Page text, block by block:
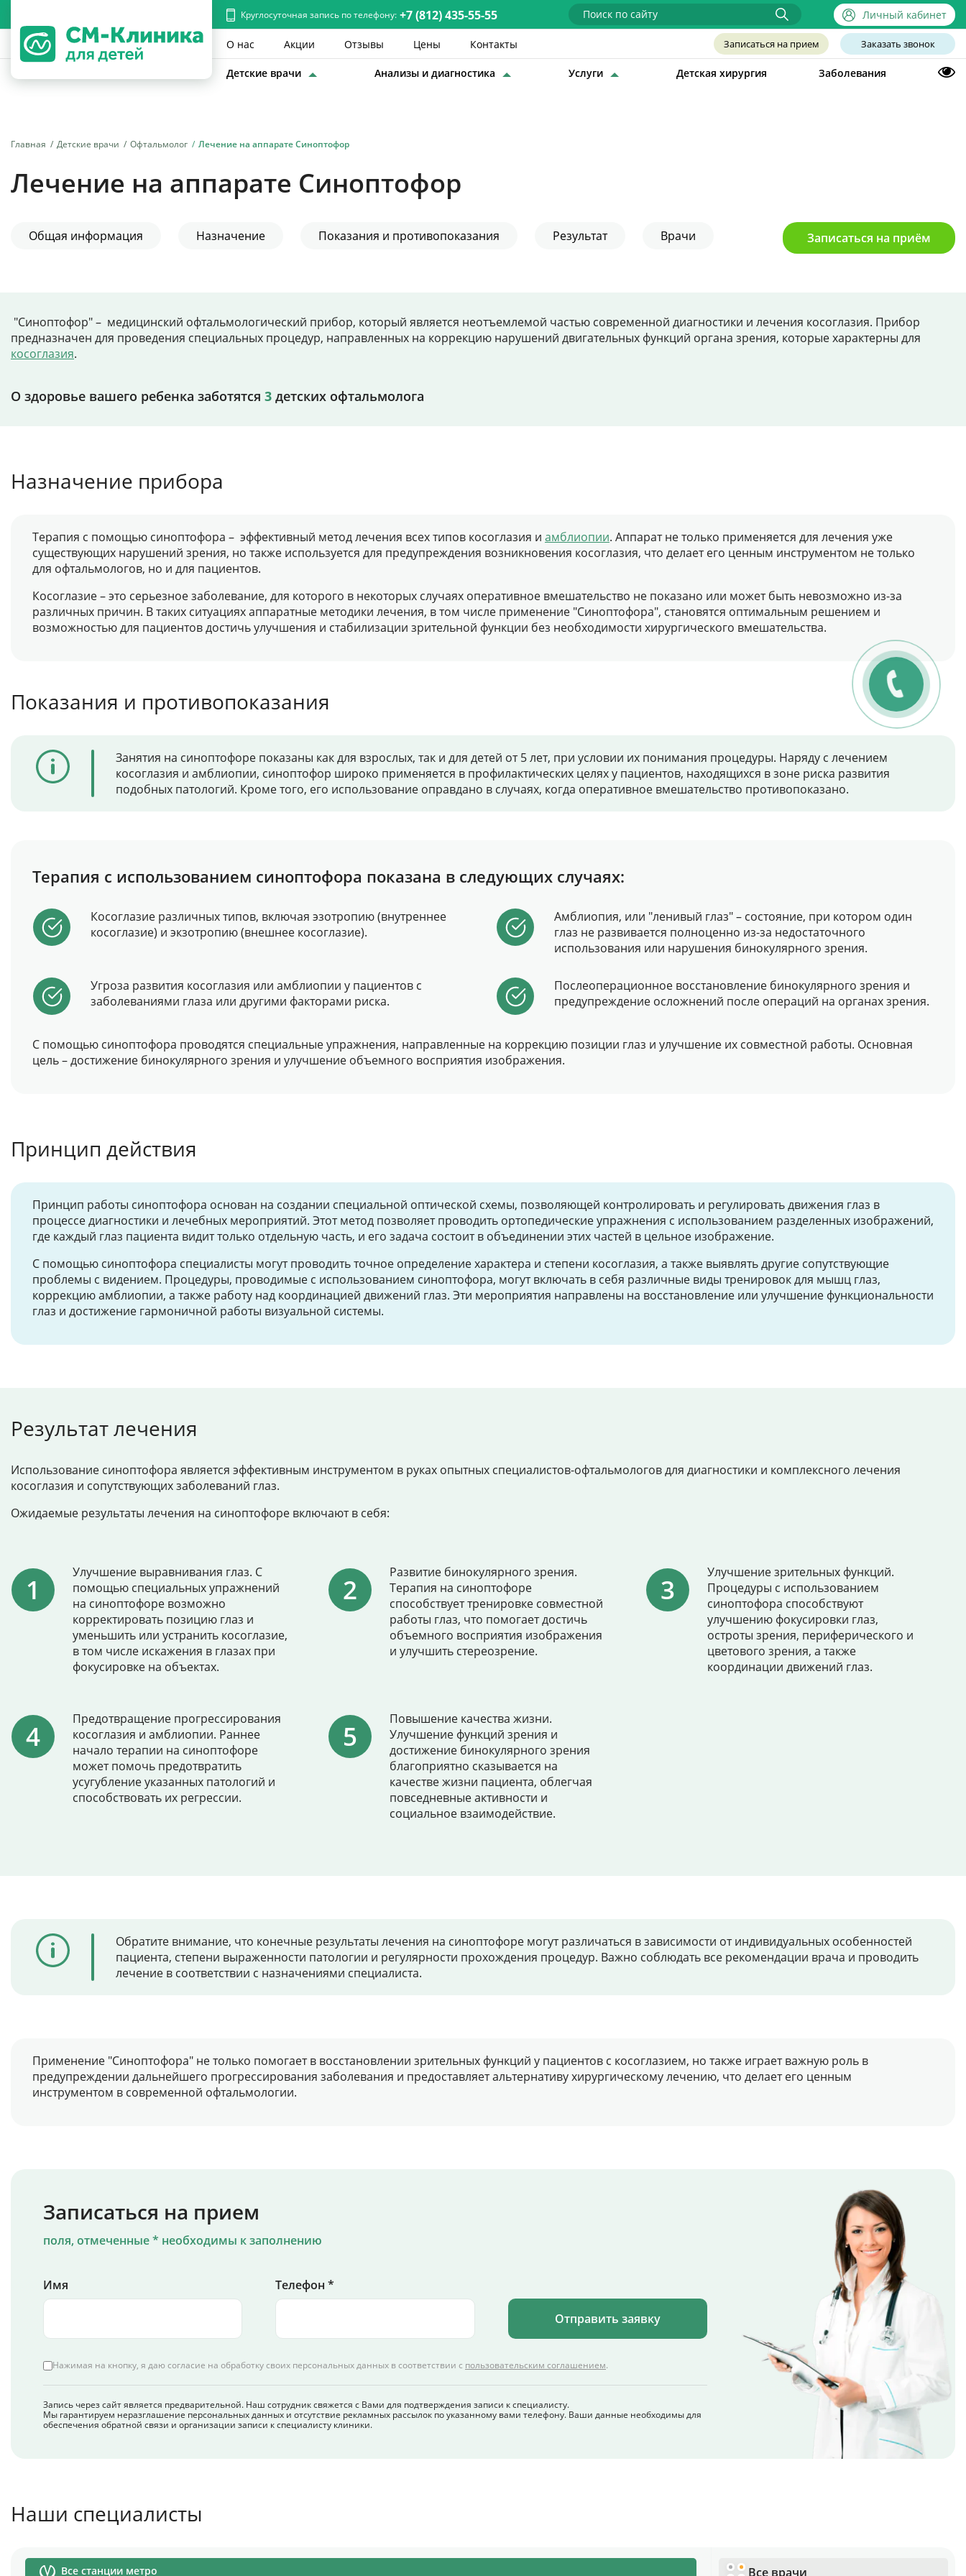
Круглосуточная запись по телефону: +7 (812) 435-55-55 Личный кабинет
О нас Акции Отзывы Цены Контакты Записаться на прием Заказать звонок
Детские врачи Анализы и диагностика Услуги Детская хирургия Заболевания
Главная Детские врачи Офтальмолог Лечение на аппарате Синоптофор
Лечение на аппарате Синоптофор
Общая информация Назначение Показания и противопоказания Результат Врачи Записаться на приём
"Синоптофор" – медицинский офтальмологический прибор, который является неотъемлемой частью современной диагностики и лечения косоглазия. Прибор
предназначен для проведения специальных процедур, направленных на коррекцию нарушений двигательных функций органа зрения, которые характерны для
косоглазия.
О здоровье вашего ребенка заботятся 3 детских офтальмолога
Назначение прибора
Терапия с помощью синоптофора – эффективный метод лечения всех типов косоглазия и амблиопии. Аппарат не только применяется для лечения уже
существующих нарушений зрения, но также используется для предупреждения возникновения косоглазия, что делает его ценным инструментом не только
для офтальмологов, но и для пациентов.
Косоглазие – это серьезное заболевание, для которого в некоторых случаях оперативное вмешательство не показано или может быть невозможно из-за
различных причин. В таких ситуациях аппаратные методики лечения, в том числе применение "Синоптофора", становятся оптимальным решением и
возможностью для пациентов достичь улучшения и стабилизации зрительной функции без необходимости хирургического вмешательства.
Показания и противопоказания
Занятия на синоптофоре показаны как для взрослых, так и для детей от 5 лет, при условии их понимания процедуры. Наряду с лечением
косоглазия и амблиопии, синоптофор широко применяется в профилактических целях у пациентов, находящихся в зоне риска развития
подобных патологий. Кроме того, его использование оправдано в случаях, когда оперативное вмешательство противопоказано.
Терапия с использованием синоптофора показана в следующих случаях:
Косоглазие различных типов, включая эзотропию (внутреннее
косоглазие) и экзотропию (внешнее косоглазие).
Амблиопия, или "ленивый глаз" – состояние, при котором один
глаз не развивается полноценно из-за недостаточного
использования или нарушения бинокулярного зрения.
Угроза развития косоглазия или амблиопии у пациентов с
заболеваниями глаза или другими факторами риска.
Послеоперационное восстановление бинокулярного зрения и
предупреждение осложнений после операций на органах зрения.
С помощью синоптофора проводятся специальные упражнения, направленные на коррекцию позиции глаз и улучшение их совместной работы. Основная
цель – достижение бинокулярного зрения и улучшение объемного восприятия изображения.
Принцип действия
Принцип работы синоптофора основан на создании специальной оптической схемы, позволяющей контролировать и регулировать движения глаз в
процессе диагностики и лечебных мероприятий. Этот метод позволяет проводить ортопедические упражнения с использованием разделенных изображений,
где каждый глаз пациента видит только отдельную часть, и его задача состоит в объединении этих частей в цельное изображение.
С помощью синоптофора специалисты могут проводить точное определение характера и степени косоглазия, а также выявлять другие сопутствующие
проблемы с видением. Процедуры, проводимые с использованием синоптофора, могут включать в себя различные виды тренировок для мышц глаз,
коррекцию амблиопии, а также работу над координацией движений глаз. Эти мероприятия направлены на восстановление или улучшение функциональности
глаз и достижение гармоничной работы визуальной системы.
Результат лечения
Использование синоптофора является эффективным инструментом в руках опытных специалистов-офтальмологов для диагностики и комплексного лечения
косоглазия и сопутствующих заболеваний глаз.
Ожидаемые результаты лечения на синоптофоре включают в себя:
Улучшение выравнивания глаз. С
помощью специальных упражнений
на синоптофоре возможно
корректировать позицию глаз и
уменьшить или устранить косоглазие,
в том числе искажения в глазах при
фокусировке на объектах.
Развитие бинокулярного зрения.
Терапия на синоптофоре
способствует тренировке совместной
работы глаз, что помогает достичь
объемного восприятия изображения
и улучшить стереозрение.
Улучшение зрительных функций.
Процедуры с использованием
синоптофора способствуют
улучшению фокусировки глаз,
остроты зрения, периферического и
цветового зрения, а также
координации движений глаз.
Предотвращение прогрессирования
косоглазия и амблиопии. Раннее
начало терапии на синоптофоре
может помочь предотвратить
усугубление указанных патологий и
способствовать их регрессии.
Повышение качества жизни.
Улучшение функций зрения и
достижение бинокулярного зрения
благоприятно сказывается на
качестве жизни пациента, облегчая
повседневные активности и
социальное взаимодействие.
Обратите внимание, что конечные результаты лечения на синоптофоре могут различаться в зависимости от индивидуальных особенностей
пациента, степени выраженности патологии и регулярности прохождения процедур. Важно соблюдать все рекомендации врача и проводить
лечение в соответствии с назначениями специалиста.
Применение "Синоптофора" не только помогает в восстановлении зрительных функций у пациентов с косоглазием, но также играет важную роль в
предупреждении дальнейшего прогрессирования заболевания и предоставляет альтернативу хирургическому лечению, что делает его ценным
инструментом в современной офтальмологии.
Записаться на прием
поля, отмеченные * необходимы к заполнению
Имя Телефон *
Отправить заявку
Нажимая на кнопку, я даю согласие на обработку своих персональных данных в соответствии с пользовательским соглашением.
Запись через сайт является предварительной. Наш сотрудник свяжется с Вами для подтверждения записи к специалисту.
Мы гарантируем неразглашение персональных данных и отсутствие рекламных рассылок по указанному вами телефону. Ваши данные необходимы для
обеспечения обратной связи и организации записи к специалисту клиники.
Наши специалисты
Все врачи
Все станции метро
Детская хирургия
Цены
Записаться на приём